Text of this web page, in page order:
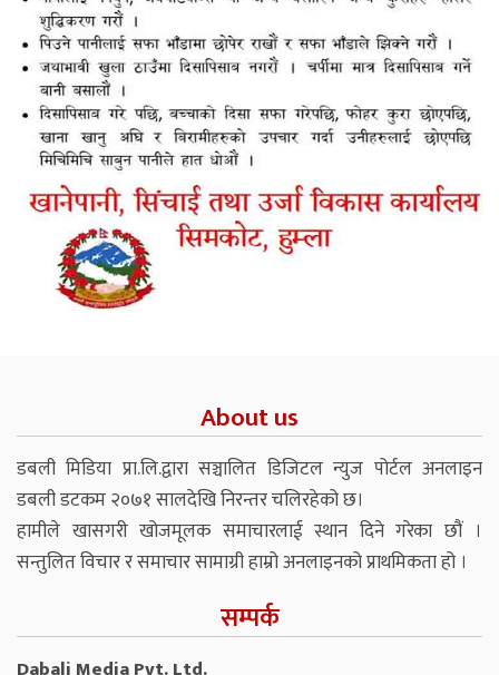
About us
डबली मिडिया प्रा.लि.द्वारा सञ्चालित डिजिटल न्युज पोर्टल अनलाइन
डबली डटकम २०७१ सालदेखि निरन्तर चलिरहेको छ।
हामीले खासगरी खोजमूलक समाचारलाई स्थान दिने गरेका छौं ।
सन्तुलित विचार र समाचार सामाग्री हाम्रो अनलाइनको प्राथमिकता हो ।
सम्पर्क